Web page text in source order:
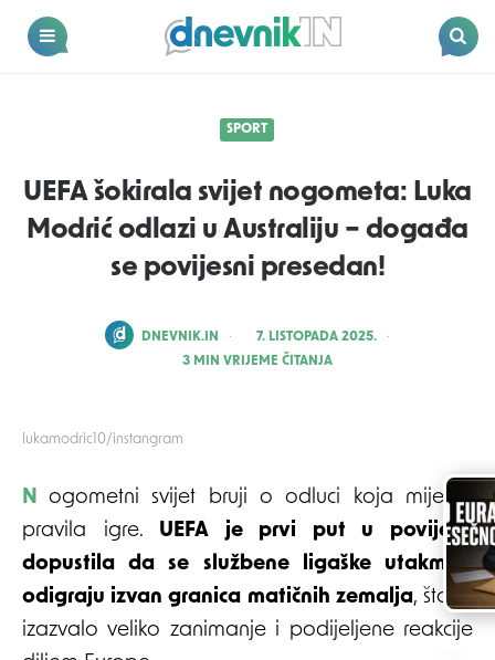
Dnevnik.in
lukamodric10/instangram
SPORT
UEFA šokirala svijet nogometa: Luka
Modrić odlazi u Australiju – događa
se povijesni presedan!
POSTED
DNEVNIK.IN
7. LISTOPADA 2025.
3 MIN VRIJEME ČITANJA
Nogometni svijet bruji o odluci koja mijenja
pravila igre. UEFA je prvi put u povijesti
dopustila da se službene ligaške utakmice
odigraju izvan granica matičnih zemalja, što je
izazvalo veliko zanimanje i podijeljene reakcije